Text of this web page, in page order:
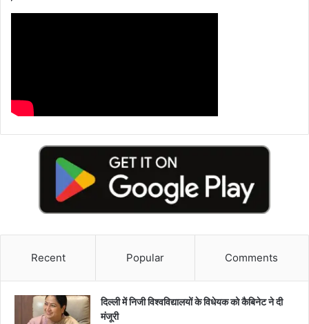
Recent Popular Comments
दिल्ली में निजी विश्वविद्यालयों के विधेयक को कैबिनेट ने दी
मंजूरी